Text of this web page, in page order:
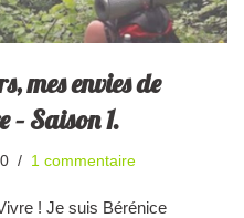
mes envies de
– Saison 1.
1 commentaire
! Je suis Bérénice